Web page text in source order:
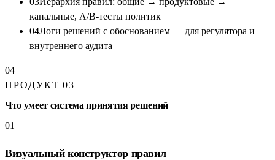
канальные, A/B-тесты политик
04Логи решений с обоснованием — для регулятора и
внутреннего аудита
04
ПРОДУКТ 03
Что умеет система принятия решений
01
Визуальный конструктор правил